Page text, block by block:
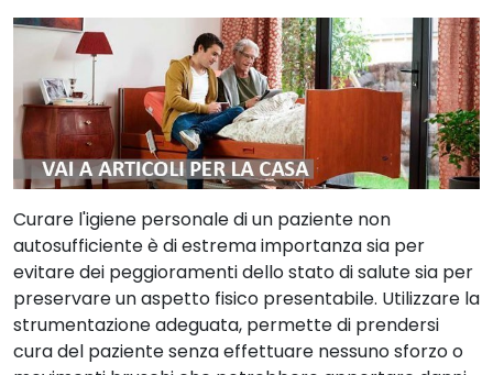
Curare l'igiene personale di un paziente non
autosufficiente è di estrema importanza sia per
evitare dei peggioramenti dello stato di salute sia per
preservare un aspetto fisico presentabile. Utilizzare la
strumentazione adeguata, permette di prendersi
cura del paziente senza effettuare nessuno sforzo o